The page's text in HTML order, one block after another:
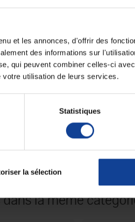
et les annonces, d'offrir des
des informations sur
qui peuvent combiner celles-ci
utilisation de leurs services.
Statistiques
la sélection
Unité de
Unité de
la même